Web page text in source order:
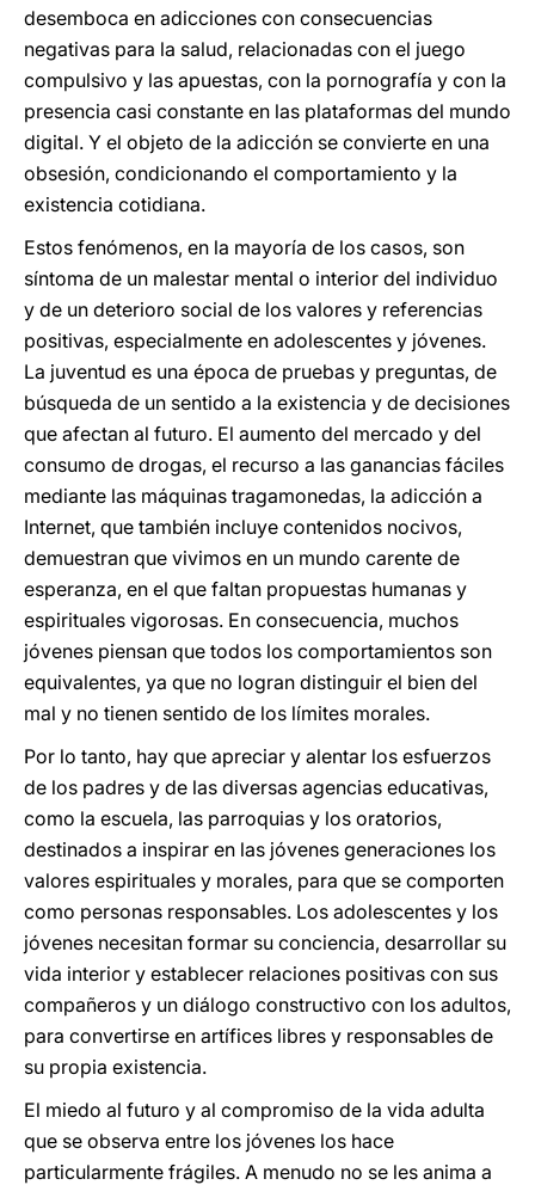
desemboca en adicciones con consecuencias
negativas para la salud, relacionadas con el juego
compulsivo y las apuestas, con la pornografía y con la
presencia casi constante en las plataformas del mundo
digital. Y el objeto de la adicción se convierte en una
obsesión, condicionando el comportamiento y la
existencia cotidiana.
Estos fenómenos, en la mayoría de los casos, son
síntoma de un malestar mental o interior del individuo
y de un deterioro social de los valores y referencias
positivas, especialmente en adolescentes y jóvenes.
La juventud es una época de pruebas y preguntas, de
búsqueda de un sentido a la existencia y de decisiones
que afectan al futuro. El aumento del mercado y del
consumo de drogas, el recurso a las ganancias fáciles
mediante las máquinas tragamonedas, la adicción a
Internet, que también incluye contenidos nocivos,
demuestran que vivimos en un mundo carente de
esperanza, en el que faltan propuestas humanas y
espirituales vigorosas. En consecuencia, muchos
jóvenes piensan que todos los comportamientos son
equivalentes, ya que no logran distinguir el bien del
mal y no tienen sentido de los límites morales.
Por lo tanto, hay que apreciar y alentar los esfuerzos
de los padres y de las diversas agencias educativas,
como la escuela, las parroquias y los oratorios,
destinados a inspirar en las jóvenes generaciones los
valores espirituales y morales, para que se comporten
como personas responsables. Los adolescentes y los
jóvenes necesitan formar su conciencia, desarrollar su
vida interior y establecer relaciones positivas con sus
compañeros y un diálogo constructivo con los adultos,
para convertirse en artífices libres y responsables de
su propia existencia.
El miedo al futuro y al compromiso de la vida adulta
que se observa entre los jóvenes los hace
particularmente frágiles. A menudo no se les anima a